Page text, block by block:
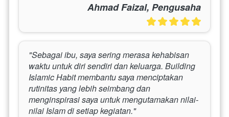
Ahmad Faizal, Pengusaha
"Sebagai ibu, saya sering merasa kehabisan
waktu untuk diri sendiri dan keluarga. Building
Islamic Habit membantu saya menciptakan
rutinitas yang lebih seimbang dan
menginspirasi saya untuk mengutamakan nilai-
nilai Islam di setiap kegiatan."